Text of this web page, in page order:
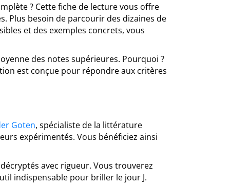
? Cette fiche de lecture vous offre
Plus besoin de parcourir des dizaines de
et des exemples concrets, vous
des notes supérieures. Pourquoi ?
est conçue pour répondre aux critères
Goten, spécialiste de la littérature
expérimentés. Vous bénéficiez ainsi
avec rigueur. Vous trouverez
indispensable pour briller le jour J.